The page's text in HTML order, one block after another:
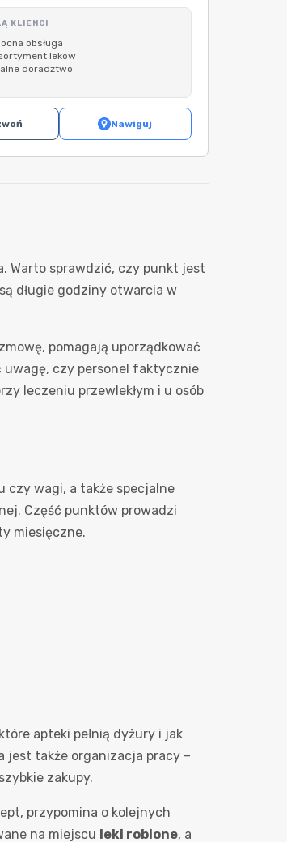
KLIENCI
obsługa
leków
doradztwo
Nawiguj
Warto sprawdzić, czy punkt jest
długie godziny otwarcia w
pomagają uporządkować
uwagę, czy personel faktycznie
leczeniu przewlekłym i u osób
czy wagi, a także specjalne
Część punktów prowadzi
miesięczne.
apteki pełnią dyżury i jak
jest także organizacja pracy –
zakupy.
przypomina o kolejnych
na miejscu leki robione, a